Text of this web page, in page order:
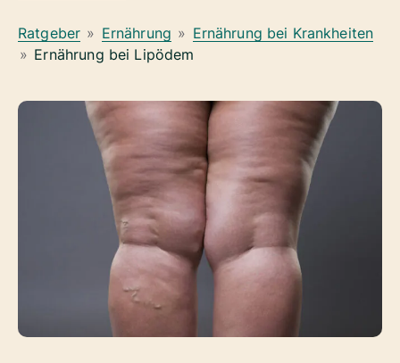
Ratgeber » Ernährung » Ernährung bei Krankheiten
» Ernährung bei Lipödem